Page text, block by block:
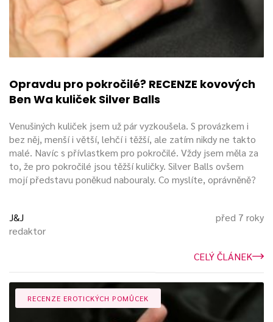
Opravdu pro pokročilé? RECENZE kovových
Ben Wa kuliček Silver Balls
Venušiných kuliček jsem už pár vyzkoušela. S provázkem i
bez něj, menší i větší, lehčí i těžší, ale zatím nikdy ne takto
malé. Navíc s přívlastkem pro pokročilé. Vždy jsem měla za
to, že pro pokročilé jsou těžší kuličky. Silver Balls ovšem
mojí představu poněkud nabouraly. Co myslíte, oprávněně?
J&J
redaktor
před 7 roky
CELÝ ČLÁNEK
RECENZE EROTICKÝCH POMŮCEK